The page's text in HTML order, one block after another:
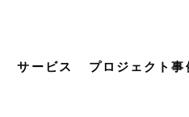
サービス プロジェクト事